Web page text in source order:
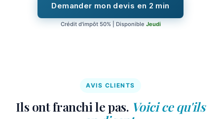
Demander mon devis en 2 min
Crédit d'impôt 50% | Disponible Jeudi
AVIS CLIENTS
Ils ont franchi le pas. Voici ce qu'ils